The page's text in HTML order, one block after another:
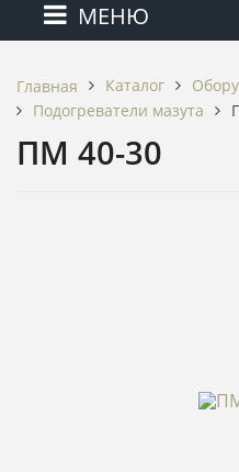
МЕНЮ
Главная Каталог
Подогреватели мазута
ПМ 40-30